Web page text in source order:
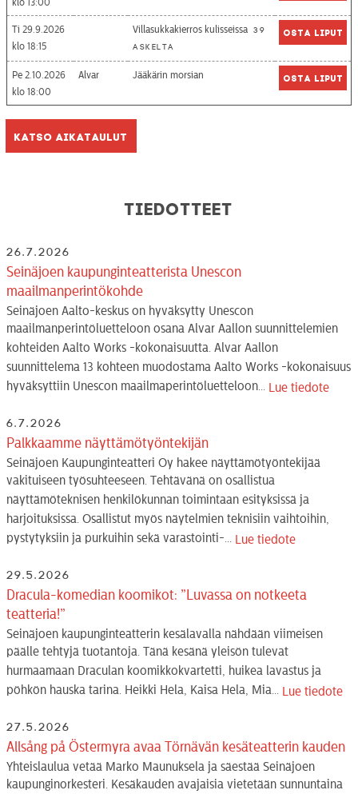
Ti 29.9.2026
18:15
Villasukkakierros kulisseissa 39
askelta
Osta liput
Pe 2.10.2026
18:00
Alvar Jääkärin morsian Osta liput
Katso aikataulut
Tiedotteet
26.7.2026
Seinäjoen kaupunginteatterista Unescon
maailmanperintökohde
Seinäjoen Aalto-keskus on hyväksytty Unescon
maailmanperintöluetteloon osana Alvar Aallon suunnittelemien
kohteiden Aalto Works -kokonaisuutta. Alvar Aallon
suunnittelema 13 kohteen muodostama Aalto Works -kokonaisuus
hyväksyttiin Unescon maailmaperintöluetteloon... Lue tiedote
6.7.2026
Palkkaamme näyttämötyöntekijän
Seinäjoen Kaupunginteatteri Oy hakee näyttämötyöntekijää
vakituiseen työsuhteeseen. Tehtävänä on osallistua
näyttämöteknisen henkilökunnan toimintaan esityksissä ja
harjoituksissa. Osallistut myös näytelmien teknisiin vaihtoihin,
pystytyksiin ja purkuihin sekä varastointi-... Lue tiedote
29.5.2026
Dracula-komedian koomikot: ”Luvassa on notkeeta
teatteria!”
Seinäjoen kaupunginteatterin kesälavalla nähdään viimeisen
päälle tehtyjä tuotantoja. Tänä kesänä yleisön tulevat
hurmaamaan Draculan koomikkokvartetti, huikea lavastus ja
pöhkön hauska tarina. Heikki Hela, Kaisa Hela, Mia... Lue tiedote
27.5.2026
Allsång på Östermyra avaa Törnävän kesäteatterin kauden
Yhteislaulua vetää Marko Maunuksela ja säestää Seinäjoen
kaupunginorkesteri. Kesäkauden avajaisia vietetään sunnuntaina